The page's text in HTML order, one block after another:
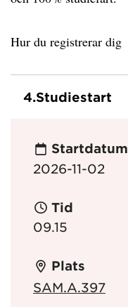
Hur du registrerar dig
4.Studiestart
Startdatum
2026-11-02
Tid
09.15
Plats
SAM.A.397